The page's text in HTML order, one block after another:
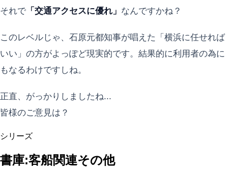
それで 「交通アクセスに優れ」 なんですかね？
このレベルじゃ、石原元都知事が唱えた「横浜に任せれば
いい」の方がよっぽど現実的です。結果的に利用者の為に
もなるわけですしね。
正直、がっかりしましたね...
皆様のご意見は？
シリーズ
書庫:客船関連その他